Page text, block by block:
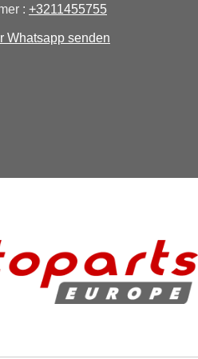
: +3211455755
Whatsapp senden